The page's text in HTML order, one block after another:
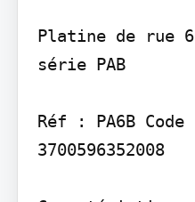
Platine de rue
série PAB
Réf : PA6B Code
3700596352008